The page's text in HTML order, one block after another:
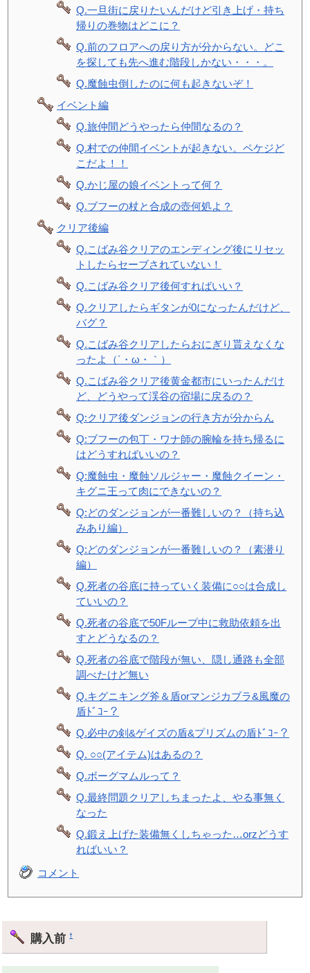
Q.一旦街に戻りたいんだけど引き上げ・持ち
帰りの巻物はどこに？
Q.前のフロアへの戻り方が分からない。どこ
を探しても先へ進む階段しかない・・・。
Q.魔蝕虫倒したのに何も起きないぞ！
イベント編
Q.旅仲間どうやったら仲間なるの？
Q.村での仲間イベントが起きない。ペケジど
こだよ！！
Q.かじ屋の娘イベントって何？
Q.ブフーの杖と合成の壺何処よ？
クリア後編
Q.こばみ谷クリアのエンディング後にリセッ
トしたらセーブされていない！
Q.こばみ谷クリア後何すればいい？
Q.クリアしたらギタンが0になったんだけど、
バグ？
Q.こばみ谷クリアしたらおにぎり貰えなくな
ったよ（´・ω・｀）
Q.こばみ谷クリア後黄金都市にいったんだけ
ど、どうやって渓谷の宿場に戻るの？
Q:クリア後ダンジョンの行き方が分からん
Q:ブフーの包丁・ワナ師の腕輪を持ち帰るに
はどうすればいいの？
Q:魔蝕虫・魔蝕ソルジャー・魔蝕クイーン・
キグニ王って肉にできないの？
Q:どのダンジョンが一番難しいの？（持ち込
みあり編）
Q:どのダンジョンが一番難しいの？（素潜り
編）
Q.死者の谷底に持っていく装備に○○は合成し
ていいの？
Q.死者の谷底で50Fループ中に救助依頼を出
すとどうなるの？
Q.死者の谷底で階段が無い、隠し通路も全部
調べたけど無い
Q.キグニキング斧＆盾orマンジカブラ&風魔の
盾ﾄﾞｺｰ？
Q.必中の剣&ゲイズの盾&プリズムの盾ﾄﾞｺｰ？
Q. ○○(アイテム)はあるの？
Q.ボーグマムルって？
Q.最終問題クリアしちまったよ、やる事無く
なった
Q.鍛え上げた装備無くしちゃった…orzどうす
ればいい？
コメント
購入前†